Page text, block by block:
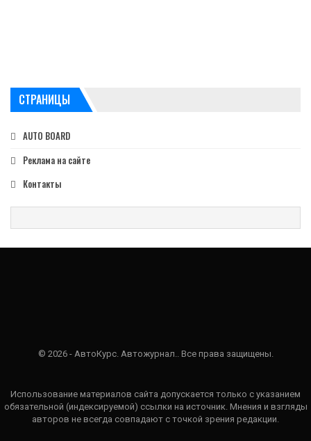
СТРАНИЦЫ
AUTO BOARD
Реклама на сайте
Контакты
© 2026 - АвтоКурс. Автожурнал.. Все права защищены.
Использование материалов сайта допускается только с указанием
обязательной (индексируемой) ссылки на источник. Мнения и взгляды
авторов не всегда совпадают с точкой зрения редакции.